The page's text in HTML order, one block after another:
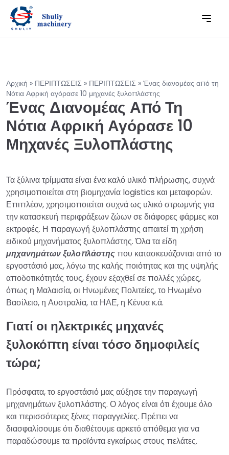
Αρχική » ΠΕΡΙΠΤΩΣΕΙΣ » ΠΕΡΙΠΤΩΣΕΙΣ » Ένας διανομέας από τη
Νότια Αφρική αγόρασε 10 μηχανές ξυλοπλάστης
Ένας Διανομέας Από Τη
Νότια Αφρική Αγόρασε 10
Μηχανές Ξυλοπλάστης
Τα ξύλινα τρίμματα είναι ένα καλό υλικό πλήρωσης, συχνά
χρησιμοποιείται στη βιομηχανία logistics και μεταφορών.
Επιπλέον, χρησιμοποιείται συχνά ως υλικό στρωμνής για
την κατασκευή περιφράξεων ζώων σε διάφορες φάρμες και
εκτροφές. Η παραγωγή ξυλοπλάστης απαιτεί τη χρήση
ειδικού μηχανήματος ξυλοπλάστης. Όλα τα είδη
μηχανημάτων ξυλοπλάστης που κατασκευάζονται από το
εργοστάσιό μας, λόγω της καλής ποιότητας και της υψηλής
αποδοτικότητάς τους, έχουν εξαχθεί σε πολλές χώρες,
όπως η Μαλαισία, οι Ηνωμένες Πολιτείες, το Ηνωμένο
Βασίλειο, η Αυστραλία, τα ΗΑΕ, η Κένυα κ.ά.
Γιατί οι ηλεκτρικές μηχανές
ξυλοκόπτη είναι τόσο δημοφιλείς
τώρα;
Πρόσφατα, το εργοστάσιό μας αύξησε την παραγωγή
μηχανημάτων ξυλοπλάστης. Ο λόγος είναι ότι έχουμε όλο
και περισσότερες ξένες παραγγελίες. Πρέπει να
διασφαλίσουμε ότι διαθέτουμε αρκετό απόθεμα για να
παραδώσουμε τα προϊόντα εγκαίρως στους πελάτες.